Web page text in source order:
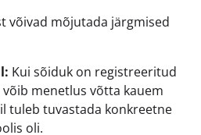
võivad mõjutada järgmised
Kui sõiduk on registreeritud
menetlus võtta kauem
tuleb tuvastada konkreetne
oli.